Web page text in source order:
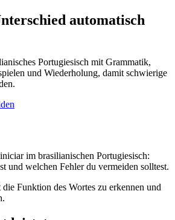
automatisch
Portugiesisch mit Grammatik,
und Wiederholung, damit schwierige
im brasilianischen Portugiesisch:
und welchen Fehler du vermeiden solltest.
Funktion des Wortes zu erkennen und